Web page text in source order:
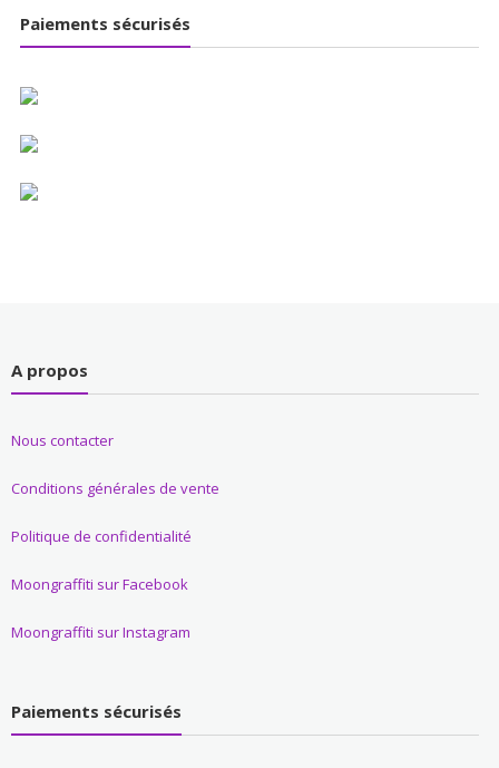
Paiements sécurisés
A propos
Nous contacter
Conditions générales de vente
Politique de confidentialité
Moongraffiti sur Facebook
Moongraffiti sur Instagram
Paiements sécurisés